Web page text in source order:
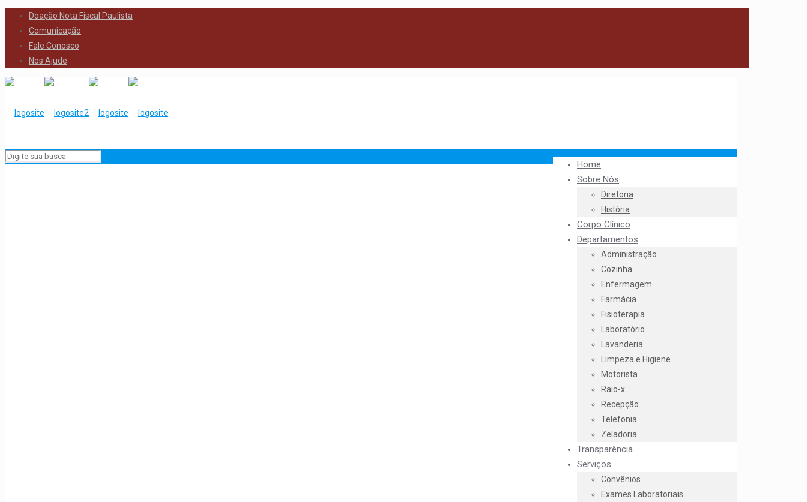
Doação Nota Fiscal Paulista
Comunicação
Fale Conosco
Nos Ajude
Home
Sobre Nós
Diretoria
História
Corpo Clínico
Departamentos
Administração
Cozinha
Enfermagem
Farmácia
Fisioterapia
Laboratório
Lavanderia
Limpeza e Higiene
Motorista
Raio-x
Recepção
Telefonia
Zeladoria
Transparência
Serviços
Convênios
Exames Laboratoriais